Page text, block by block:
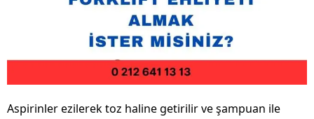
Aspirinler ezilerek toz haline getirilir ve şampuan ile